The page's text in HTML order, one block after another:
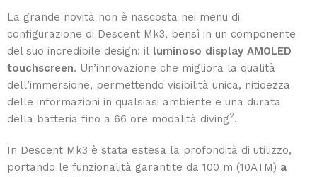
La grande novità non è nascosta nei menu di
configurazione di Descent Mk3, bensì in un componente
del suo incredibile design: il luminoso display AMOLED
touchscreen. Un’innovazione che migliora la qualità
dell’immersione, permettendo visibilità unica, nitidezza
delle informazioni in qualsiasi ambiente e una durata
della batteria fino a 66 ore modalità diving2.
In Descent Mk3 è stata estesa la profondità di utilizzo,
portando le funzionalità garantite da 100 m (10ATM) a